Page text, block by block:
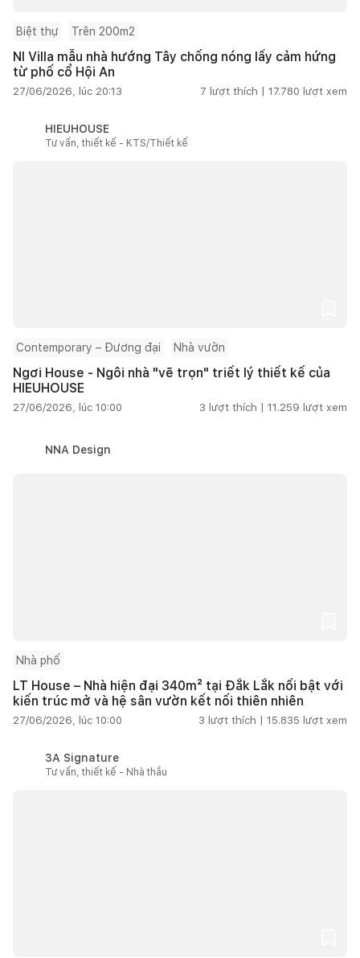
Biệt thự Trên 200m2
NI Villa mẫu nhà hướng Tây chống nóng lấy cảm hứng
từ phố cổ Hội An
27/06/2026, lúc 20:13 7 lượt thích | 17.780 lượt xem
HIEUHOUSE
Tư vấn, thiết kế - KTS/Thiết kế
Contemporary – Đương đại Nhà vườn
Ngơi House - Ngôi nhà "vẽ trọn" triết lý thiết kế của
HIEUHOUSE
27/06/2026, lúc 10:00 3 lượt thích | 11.259 lượt xem
NNA Design
Nhà phố
LT House – Nhà hiện đại 340m² tại Đắk Lắk nổi bật với
kiến trúc mở và hệ sân vườn kết nối thiên nhiên
27/06/2026, lúc 10:00 3 lượt thích | 15.835 lượt xem
3A Signature
Tư vấn, thiết kế - Nhà thầu